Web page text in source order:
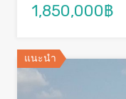
1,850,000฿
แนะนำ